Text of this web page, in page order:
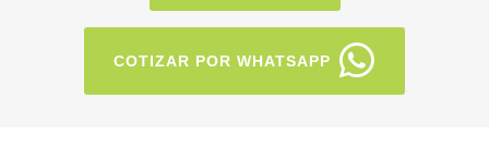
COTIZAR POR WHATSAPP